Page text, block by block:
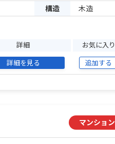
構造 木造
詳細 お気に入り
詳細を見る 追加する
マンション